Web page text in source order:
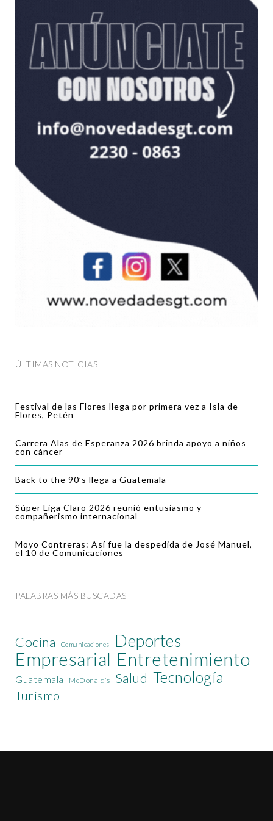
ÚLTIMAS NOTICIAS
Festival de las Flores llega por primera vez a Isla de
Flores, Petén
Carrera Alas de Esperanza 2026 brinda apoyo a niños
con cáncer
Back to the 90’s llega a Guatemala
Súper Liga Claro 2026 reunió entusiasmo y
compañerismo internacional
Moyo Contreras: Así fue la despedida de José Manuel,
el 10 de Comunicaciones
PALABRAS MÁS BUSCADAS
Cocina Comunicaciones Deportes
Empresarial Entretenimiento
Guatemala McDonald’s Salud Tecnología
Turismo